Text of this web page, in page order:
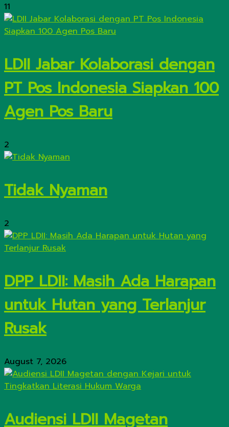
11
LDII Jabar Kolaborasi dengan
PT Pos Indonesia Siapkan 100
Agen Pos Baru
2
Tidak Nyaman
2
DPP LDII: Masih Ada Harapan
untuk Hutan yang Terlanjur
Rusak
August 7, 2026
Audiensi LDII Magetan